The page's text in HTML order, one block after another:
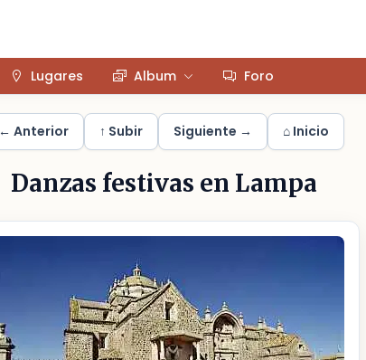
Lugares Album Foro
← Anterior ↑ Subir Siguiente → ⌂ Inicio
Danzas festivas en Lampa